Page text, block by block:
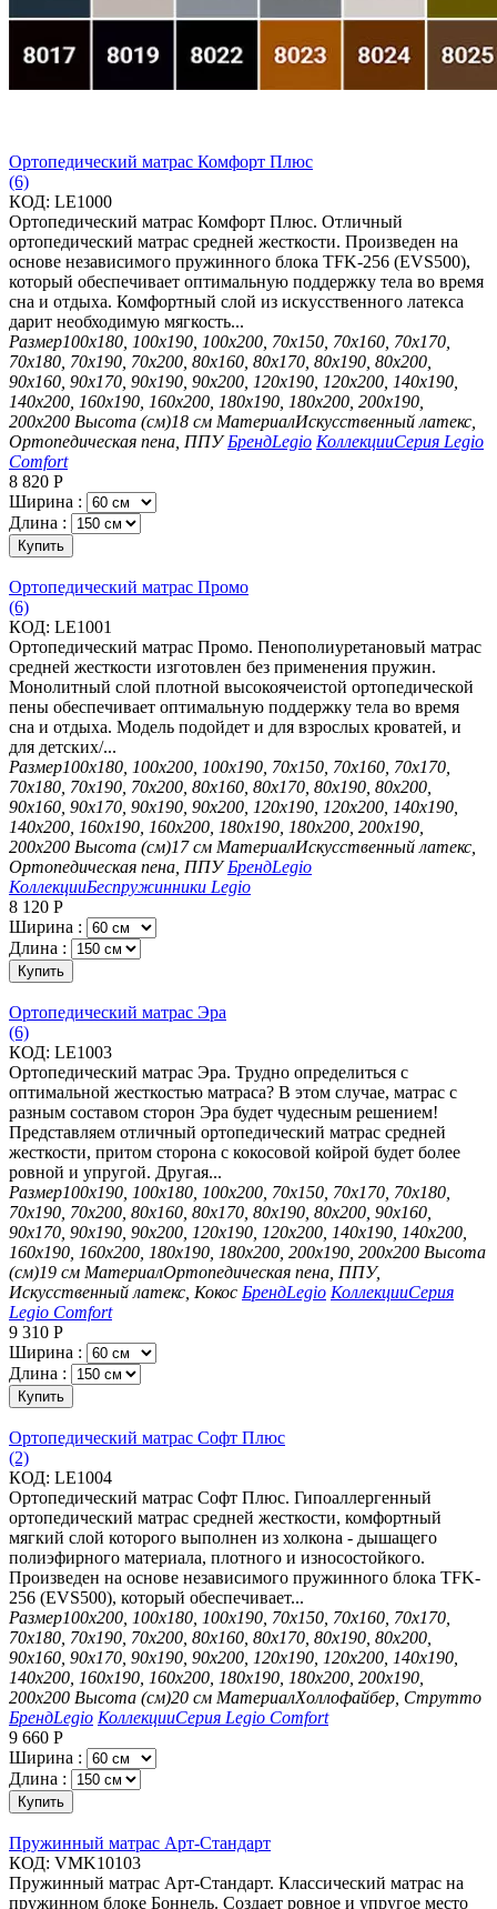
Ортопедический матрас Комфорт Плюс
(6)
КОД: LE1000
Ортопедический матрас Комфорт Плюс. Отличный
ортопедический матрас средней жесткости. Произведен на
основе независимого пружинного блока TFK-256 (EVS500),
который обеспечивает оптимальную поддержку тела во время
сна и отдыха. Комфортный слой из искусственного латекса
дарит необходимую мягкость...
Размер100х180, 100х190, 100х200, 70х150, 70х160, 70х170,
70х180, 70х190, 70х200, 80х160, 80х170, 80х190, 80х200,
90х160, 90х170, 90х190, 90х200, 120х190, 120х200, 140х190,
140х200, 160х190, 160х200, 180х190, 180х200, 200х190,
200х200 Высота (см)18 см МатериалИскусственный латекс,
Ортопедическая пена, ППУ БрендLegio КоллекцииСерия Legio
Comfort
8 820 Р
Ширина :
Длина :
Купить
Ортопедический матрас Промо
(6)
КОД: LE1001
Ортопедический матрас Промо. Пенополиуретановый матрас
средней жесткости изготовлен без применения пружин.
Монолитный слой плотной высокоячеистой ортопедической
пены обеспечивает оптимальную поддержку тела во время
сна и отдыха. Модель подойдет и для взрослых кроватей, и
для детских/...
Размер100х180, 100х200, 100х190, 70х150, 70х160, 70х170,
70х180, 70х190, 70х200, 80х160, 80х170, 80х190, 80х200,
90х160, 90х170, 90х190, 90х200, 120х190, 120х200, 140х190,
140х200, 160х190, 160х200, 180х190, 180х200, 200х190,
200х200 Высота (см)17 см МатериалИскусственный латекс,
Ортопедическая пена, ППУ БрендLegio
КоллекцииБеспружинники Legio
8 120 Р
Ширина :
Длина :
Купить
Ортопедический матрас Эра
(6)
КОД: LE1003
Ортопедический матрас Эра. Трудно определиться с
оптимальной жесткостью матраса? В этом случае, матрас с
разным составом сторон Эра будет чудесным решением!
Представляем отличный ортопедический матрас средней
жесткости, притом сторона с кокосовой койрой будет более
ровной и упругой. Другая...
Размер100х190, 100х180, 100х200, 70х150, 70х170, 70х180,
70х190, 70х200, 80х160, 80х170, 80х190, 80х200, 90х160,
90х170, 90х190, 90х200, 120х190, 120х200, 140х190, 140х200,
160х190, 160х200, 180х190, 180х200, 200х190, 200х200 Высота
(см)19 см МатериалОртопедическая пена, ППУ,
Искусственный латекс, Кокос БрендLegio КоллекцииСерия
Legio Comfort
9 310 Р
Ширина :
Длина :
Купить
Ортопедический матрас Софт Плюс
(2)
КОД: LE1004
Ортопедический матрас Софт Плюс. Гипоаллергенный
ортопедический матрас средней жесткости, комфортный
мягкий слой которого выполнен из холкона - дышащего
полиэфирного материала, плотного и износостойкого.
Произведен на основе независимого пружинного блока TFK-
256 (EVS500), который обеспечивает...
Размер100х200, 100х180, 100х190, 70х150, 70х160, 70х170,
70х180, 70х190, 70х200, 80х160, 80х170, 80х190, 80х200,
90х160, 90х170, 90х190, 90х200, 120х190, 120х200, 140х190,
140х200, 160х190, 160х200, 180х190, 180х200, 200х190,
200х200 Высота (см)20 см МатериалХоллофайбер, Струтто
БрендLegio КоллекцииСерия Legio Comfort
9 660 Р
Ширина :
Длина :
Купить
Пружинный матрас Арт-Стандарт
КОД: VMK10103
Пружинный матрас Арт-Стандарт. Классический матрас на
пружинном блоке Боннель. Создает ровное и упругое место